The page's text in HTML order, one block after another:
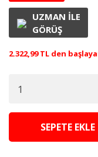
UZMAN İLE
GÖRÜŞ
2.322,99 TL den
SEPETE EKLE